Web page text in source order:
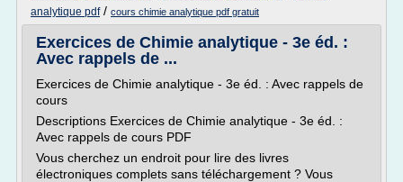
analytique pdf/ cours chimie analytique pdf gratuit
Exercices de Chimie analytique - 3e éd. :
Avec rappels de ...
Exercices de Chimie analytique - 3e éd. : Avec rappels de
cours
Descriptions Exercices de Chimie analytique - 3e éd. :
Avec rappels de cours PDF
Vous cherchez un endroit pour lire des livres
électroniques complets sans téléchargement ? Vous